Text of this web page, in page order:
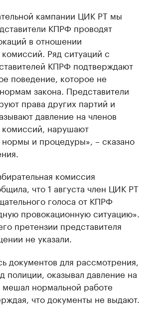
кампании ЦИК РТ мы
КПРФ проводят
в отношении
Ряд ситуаций с
КПРФ подтверждают
поведение, которое не
закона. Представители
права других партий и
давление на членов
комиссий, нарушают
и процедуры», – сказано
комиссия
что 1 августа член ЦИК РТ
голоса от КПРФ
провокационную ситуацию».
претензии представителя
не указали.
документов для рассмотрения,
полиции, оказывал давление на
нормальной работе
что документы не выдают.